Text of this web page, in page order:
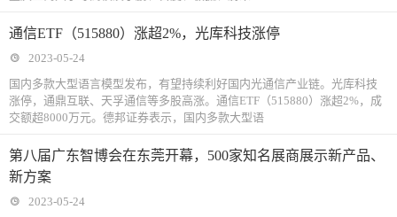
通信ETF（515880）涨超2%，光库科技涨停
2023-05-24
国内多款大型语言模型发布，有望持续利好国内光通信产业链。光库科技
涨停，通鼎互联、天孚通信等多股高涨。通信ETF（515880）涨超2%，成
交额超8000万元。德邦证券表示，国内多款大型语
第八届广东智博会在东莞开幕，500家知名展商展示新产品、
新方案
2023-05-24